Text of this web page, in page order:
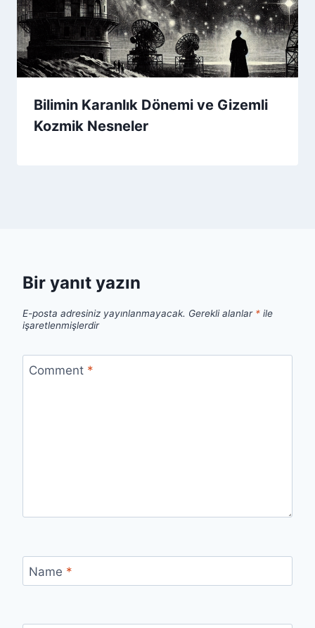
Bilimin Karanlık Dönemi ve Gizemli
Kozmik Nesneler
Bir yanıt yazın
E-posta adresiniz yayınlanmayacak. Gerekli alanlar * ile
işaretlenmişlerdir
Comment *
Name *